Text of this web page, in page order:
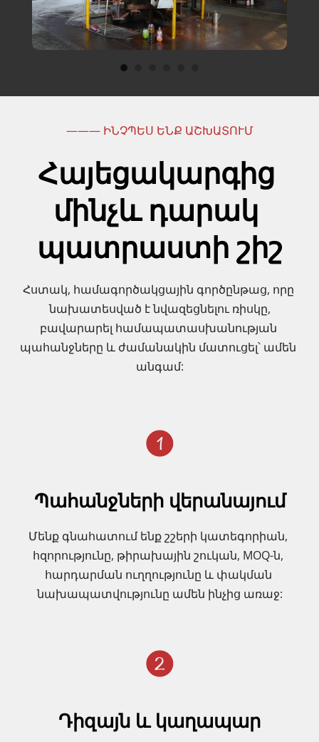
——— ԻՆՉՊԵՍ ԵՆՔ ԱՇԽԱՏՈՒՄ
Հայեցակարգից
մինչև դարակ
պատրաստի շիշ
Հստակ, համագործակցային գործընթաց, որը
նախատեսված է նվազեցնելու ռիսկը,
բավարարել համապատասխանության
պահանջները և ժամանակին մատուցել՝ ամեն
անգամ:
Պահանջների վերանայում
Մենք գնահատում ենք շշերի կատեգորիան,
հզորությունը, թիրախային շուկան, MOQ-ն,
հարդարման ուղղությունը և փակման
նախապատվությունը ամեն ինչից առաջ:
Դիզայն և կաղապար